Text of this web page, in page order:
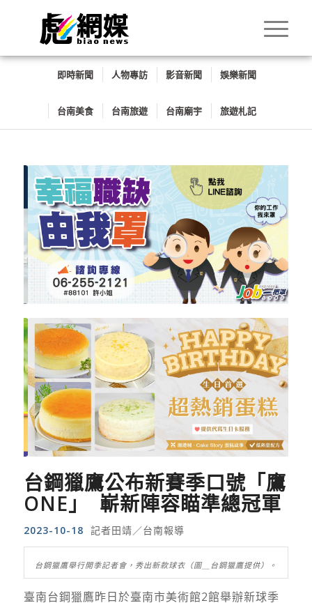
即時新聞 人物專訪 影音新聞 娛樂新聞
台南美食 台南旅遊 台南廟宇 旅遊札記
台鋼獵鷹公布新賽季口號「鷹
ONE」 嶄新陣容瞄準總冠軍
2023-10-18 記者田靖／台南報導
台鋼獵鷹舉行開季記者會，秀出新款球衣（圖＿台鋼獵鷹提供）。
臺南台鋼獵鷹昨日於臺南市美術館2館舉辦新球季